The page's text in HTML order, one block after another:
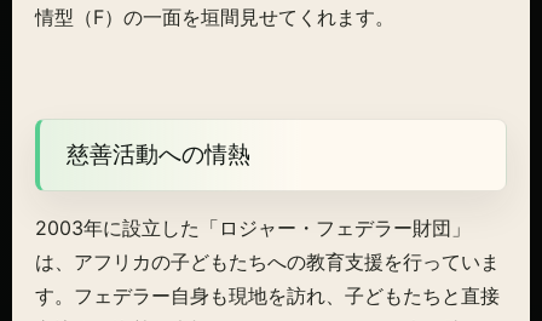
情型（F）の一面を垣間見せてくれます。
慈善活動への情熱
2003年に設立した「ロジャー・フェデラー財団」
は、アフリカの子どもたちへの教育支援を行っていま
す。フェデラー自身も現地を訪れ、子どもたちと直接